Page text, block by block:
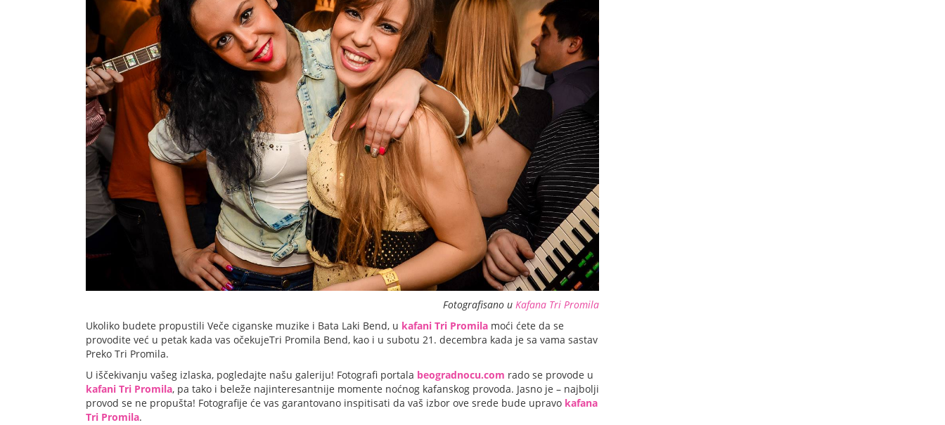
Fotografisano u Kafana Tri Promila
Ukoliko budete propustili Veče ciganske muzike i Bata Laki Bend, u kafani Tri Promila moći ćete da se
provodite već u petak kada vas očekujeTri Promila Bend, kao i u subotu 21. decembra kada je sa vama sastav
Preko Tri Promila.
U iščekivanju vašeg izlaska, pogledajte našu galeriju! Fotografi portala beogradnocu.com rado se provode u
kafani Tri Promila, pa tako i beleže najinteresantnije momente noćnog kafanskog provoda. Jasno je – najbolji
provod se ne propušta! Fotografije će vas garantovano inspitisati da vaš izbor ove srede bude upravo kafana
Tri Promila.